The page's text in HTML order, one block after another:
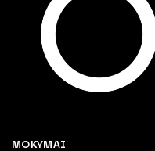
MOKYMAI